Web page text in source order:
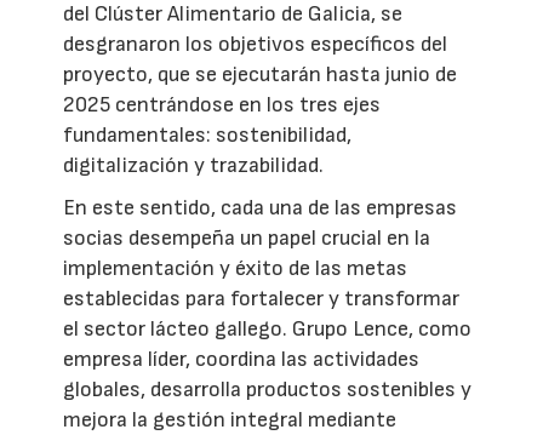
del Clúster Alimentario de Galicia, se
desgranaron los objetivos específicos del
proyecto, que se ejecutarán hasta junio de
2025 centrándose en los tres ejes
fundamentales: sostenibilidad,
digitalización y trazabilidad.
En este sentido, cada una de las empresas
socias desempeña un papel crucial en la
implementación y éxito de las metas
establecidas para fortalecer y transformar
el sector lácteo gallego. Grupo Lence, como
empresa líder, coordina las actividades
globales, desarrolla productos sostenibles y
mejora la gestión integral mediante